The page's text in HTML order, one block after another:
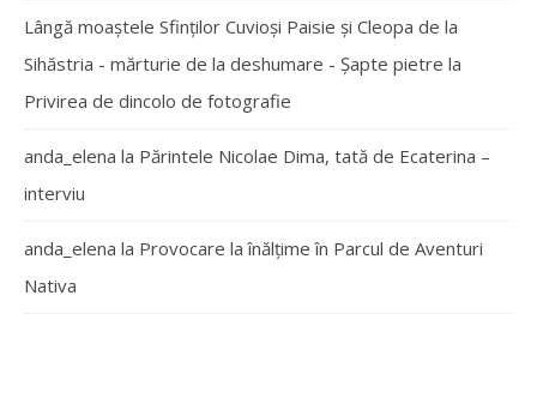
Lângă moaștele Sfinților Cuvioși Paisie și Cleopa de la
Sihăstria - mărturie de la deshumare - Şapte pietre la
Privirea de dincolo de fotografie
anda_elena la Părintele Nicolae Dima, tată de Ecaterina –
interviu
anda_elena la Provocare la înălțime în Parcul de Aventuri
Nativa